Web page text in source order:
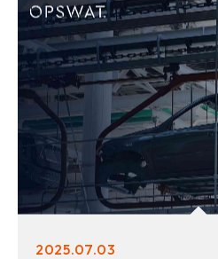
2025.07.03